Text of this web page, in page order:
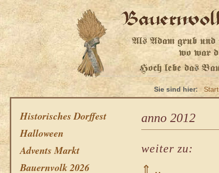
Sie sind hier:
Historisches Dorffest
Halloween
Advents Markt
Bauernvolk 2026
anno 2012
weiter zu:
⇑ ..